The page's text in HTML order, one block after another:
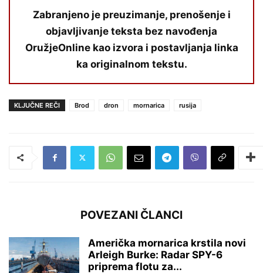
Zabranjeno je preuzimanje, prenošenje i
objavljivanje teksta bez navođenja
OružjeOnline kao izvora i postavljanja linka
ka originalnom tekstu.
KLJUČNE REČI Brod dron mornarica rusija
POVEZANI ČLANCI
Američka mornarica krstila novi
Arleigh Burke: Radar SPY-6
priprema flotu za...